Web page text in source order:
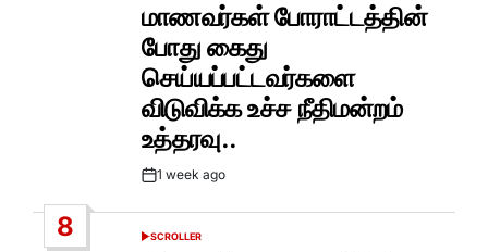
மாணவர்கள் போராட்டத்தின்
போது கைது
செய்யப்பட்டவர்களை
விடுவிக்க உச்ச நீதிமன்றம்
உத்தரவு..
Post1 week ago
8
POSTED
SCROLLER